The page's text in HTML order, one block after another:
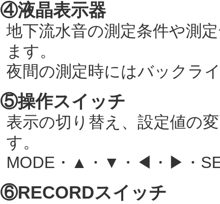
④液晶表示器
地下流水音の測定条件や測
ます。
夜間の測定時にはバックラ
⑤操作スイッチ
表示の切り替え、設定値の
す。
MODE・▲・▼・◀・▶・
⑥RECORDスイッチ